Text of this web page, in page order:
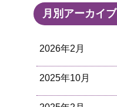
月別アーカイブ
2026年2月
2025年10月